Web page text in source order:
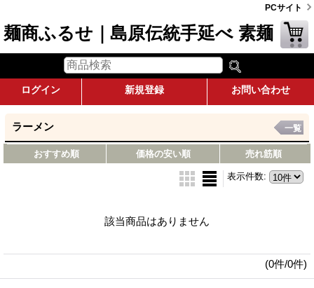
PCサイト
麺商ふるせ｜島原伝統手延べ 素麺
ログイン 新規登録 お問い合わせ
ラーメン 一覧
おすすめ順 価格の安い順 売れ筋順
表示件数:
該当商品はありません
(0件/0件)